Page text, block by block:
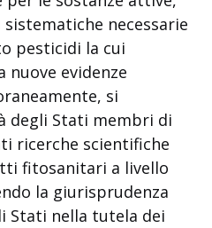
necessarie
pesticidi la cui
nuove evidenze
si
degli Stati membri di
ricerche scientifiche
fitosanitari a livello
la giurisprudenza
Stati nella tutela dei